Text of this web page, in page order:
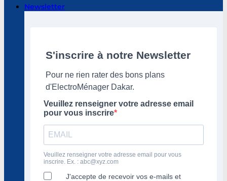
Newsletter
S'inscrire à notre Newsletter
Pour ne rien rater des bons plans
d'ElectroMénager Dakar.
Veuillez renseigner votre adresse email
pour vous inscrire
Veuillez renseigner votre adresse email pour vous
inscrire. Ex. : abc@xyz.com
J'accepte de recevoir vos e-mails et